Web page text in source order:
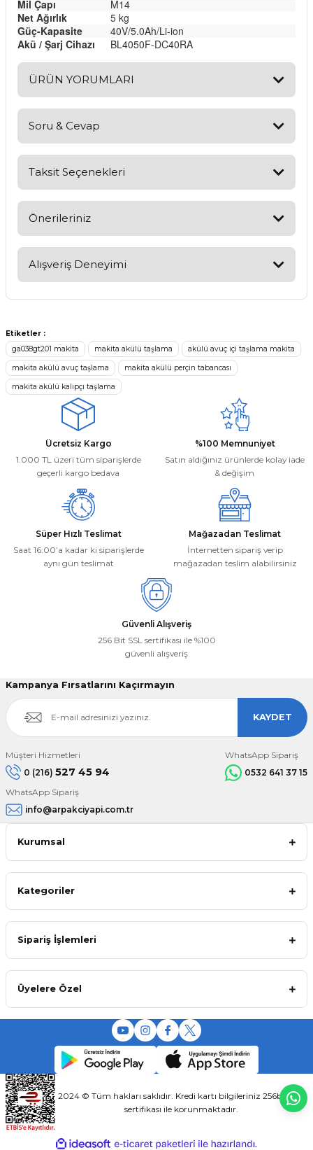
Mil Çapı
M14
Net Ağırlık
5 kg
Güç-Kapasite
40V/5.0Ah/Li-ion
Akü / Şarj Cihazı
BL4050F-DC40RA
ÜRÜN YORUMLARI
Bu ürüne ilk yorumu siz yapın!
Soru & Cevap
Ürün hakkında henüz soru sorulmamış.
Taksit Seçenekleri
Önerileriniz
kullanarak tarafımıza iletebilirsiniz.
Görüş ve önerileriniz için teşekkür ederiz.
Ürün açıklamasında eksik bilgiler bulunuyor.
Ürün bilgilerinde hatalar bulunuyor.
Ürün fiyatı diğer sitelerden daha pahalı.
Bu ürüne benzer farklı alternatifler olmalı.
Alışveriş Deneyimi
verin, size ulaşamıyorum.
Deneyimini Paylaş
Etiketler :
ga038gt201 makita
makita akülü taşlama akülü avuç içi taşlama makita
makita akülü avuç taşlama makita akülü perçin tabancası
makita akülü kalıpçı taşlama
Ücretsiz Kargo
1.000 TL üzeri tüm siparişlerde
geçerli kargo bedava
%100 Memnuniyet
Satın aldığınız ürünlerde kolay iade
& değişim
Süper Hızlı Teslimat
Saat 16:00’a kadar ki siparişlerde
aynı gün teslimat
Mağazadan Teslimat
İnternetten sipariş verip
mağazadan teslim alabilirsiniz
Güvenli Alışveriş
256 Bit SSL sertifikası ile %100
güvenli alışveriş
Kampanya Fırsatlarını Kaçırmayın
KAYDET
Müşteri Hizmetleri
0 (216) 527 45 94
WhatsApp Sipariş
0532 641 37 15
WhatsApp Sipariş
info@arpakciyapi.com.tr
Kurumsal
Kategoriler
Sipariş İşlemleri
Üyelere Özel
2024 © Tüm hakları saklıdır. Kredi kartı bilgileriniz 256bit SSL
sertifikası ile korunmaktadır.
ideasoft e-